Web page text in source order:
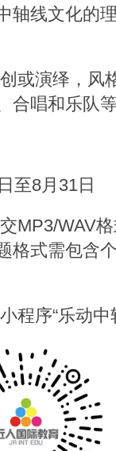
轴线文化的
或演绎，风
合唱和乐队
至8月31日
MP3/WAV
格式需包含
程序“乐动中